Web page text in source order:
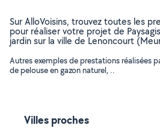
Sur AlloVoisins, trouvez toutes les
pour réaliser votre projet de
jardin sur la ville de Lenoncourt
Autres exemples de prestations réalisées
de pelouse en gazon naturel, ..
Villes proches